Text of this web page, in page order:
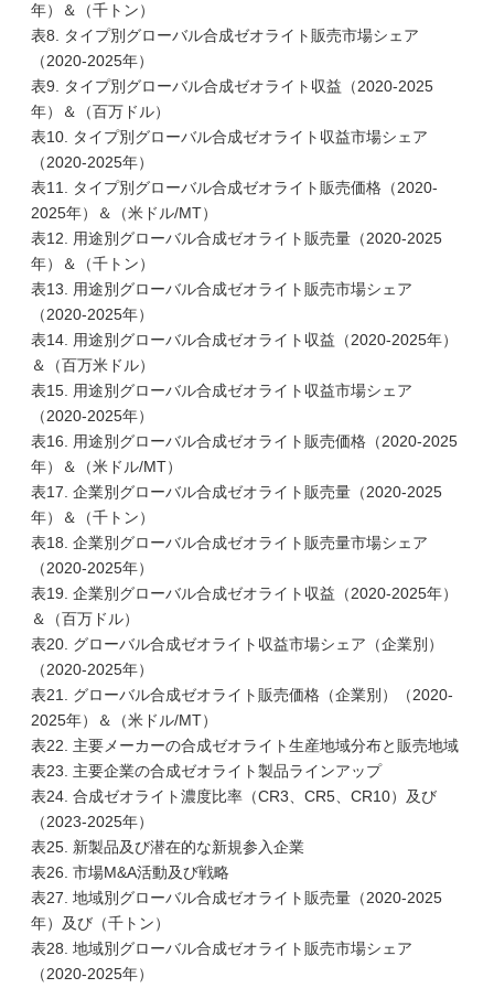
年）＆（千トン）
表8. タイプ別グローバル合成ゼオライト販売市場シェア
（2020-2025年）
表9. タイプ別グローバル合成ゼオライト収益（2020-2025
年）＆（百万ドル）
表10. タイプ別グローバル合成ゼオライト収益市場シェア
（2020-2025年）
表11. タイプ別グローバル合成ゼオライト販売価格（2020-
2025年）＆（米ドル/MT）
表12. 用途別グローバル合成ゼオライト販売量（2020-2025
年）＆（千トン）
表13. 用途別グローバル合成ゼオライト販売市場シェア
（2020-2025年）
表14. 用途別グローバル合成ゼオライト収益（2020-2025年）
＆（百万米ドル）
表15. 用途別グローバル合成ゼオライト収益市場シェア
（2020-2025年）
表16. 用途別グローバル合成ゼオライト販売価格（2020-2025
年）＆（米ドル/MT）
表17. 企業別グローバル合成ゼオライト販売量（2020-2025
年）＆（千トン）
表18. 企業別グローバル合成ゼオライト販売量市場シェア
（2020-2025年）
表19. 企業別グローバル合成ゼオライト収益（2020-2025年）
＆（百万ドル）
表20. グローバル合成ゼオライト収益市場シェア（企業別）
（2020-2025年）
表21. グローバル合成ゼオライト販売価格（企業別）（2020-
2025年）＆（米ドル/MT）
表22. 主要メーカーの合成ゼオライト生産地域分布と販売地域
表23. 主要企業の合成ゼオライト製品ラインアップ
表24. 合成ゼオライト濃度比率（CR3、CR5、CR10）及び
（2023-2025年）
表25. 新製品及び潜在的な新規参入企業
表26. 市場M&A活動及び戦略
表27. 地域別グローバル合成ゼオライト販売量（2020-2025
年）及び（千トン）
表28. 地域別グローバル合成ゼオライト販売市場シェア
（2020-2025年）